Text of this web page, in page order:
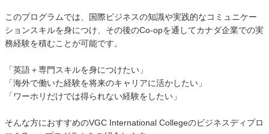
このプログラムでは、国際ビジネスの知識や実践的なコミュニケー
ションスキルを身につけ、その後のCo-opを通してカナダ企業での実
務経験を積むことが可能です。
「英語＋専門スキルを身につけたい」
「海外で働いた経験を将来のキャリアに活かしたい」
「ワーホリだけでは得られない経験をしたい」
そんな方におすすめのVGC International Collegeのビジネスディプロ